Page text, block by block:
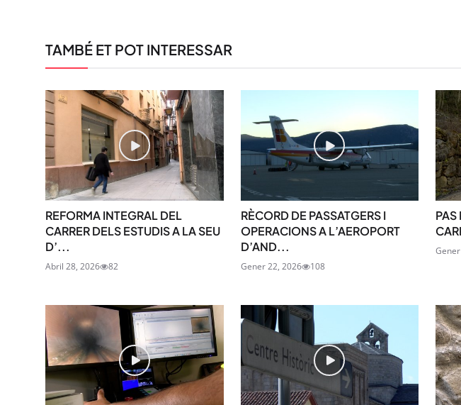
TAMBÉ ET POT INTERESSAR
REFORMA INTEGRAL DEL
CARRER DELS ESTUDIS A LA SEU
D’...
Abril 28, 2026 82
RÈCORD DE PASSATGERS I
OPERACIONS A L’AEROPORT
D’AND...
Gener 22, 2026 108
PAS